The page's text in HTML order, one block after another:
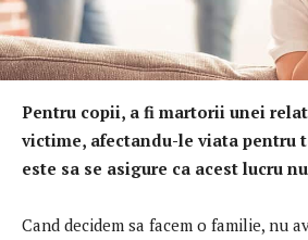
Pentru copii, a fi martorii unei
victime, afectandu-le viata pentru
este sa se asigure ca acest lucru
Cand decidem sa facem o familie, nu